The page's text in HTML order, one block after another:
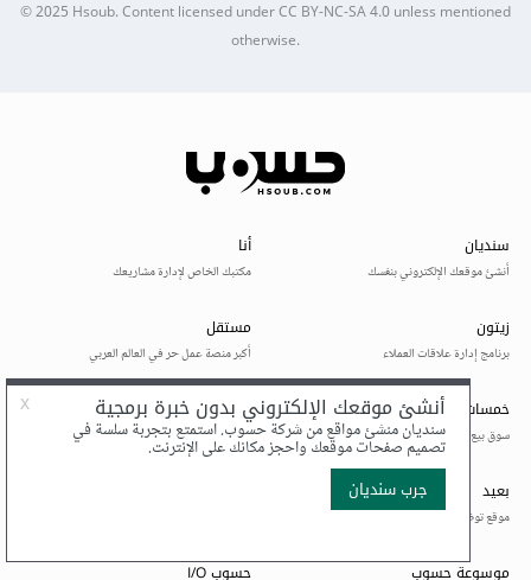
© 2025 Hsoub.Content licensed underCC BY-NC-SA 4.0unless mentioned
otherwise.